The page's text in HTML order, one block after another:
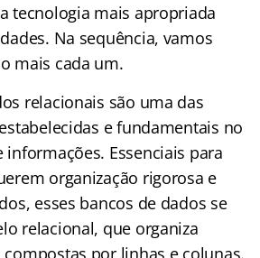
tecnologia mais apropriada
Na sequência, vamos
mais cada um.
relacionais são uma das
e fundamentais no
Essenciais para
organização rigorosa e
esses bancos de dados se
relacional, que organiza
por linhas e colunas.